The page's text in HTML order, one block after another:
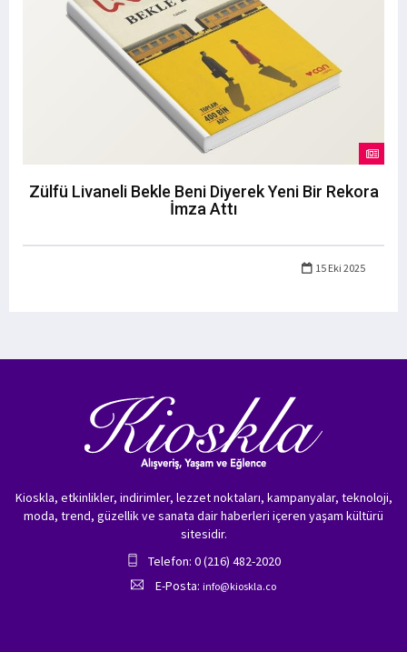
Zülfü Livaneli Bekle Beni Diyerek Yeni Bir Rekora
İmza Attı
15 Eki 2025
Kioskla, etkinlikler, indirimler, lezzet noktaları, kampanyalar, teknoloji,
moda, trend, güzellik ve sanata dair haberleri içeren yaşam kültürü
sitesidir.
Telefon: 0 (216) 482-2020
E-Posta: info@kioskla.co